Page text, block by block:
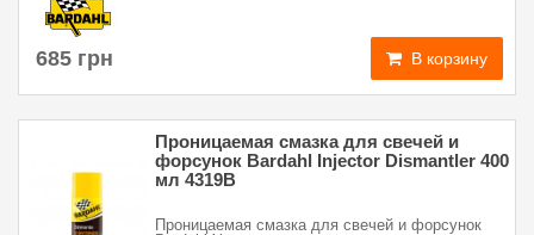
685 грн В корзину
Проницаемая смазка для свечей и
форсунок Bardahl Injector Dismantler 400
мл 4319В
Проницаемая смазка для свечей и форсунок